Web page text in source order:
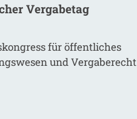
Vergabetag
für öffentliches
und Vergaberecht